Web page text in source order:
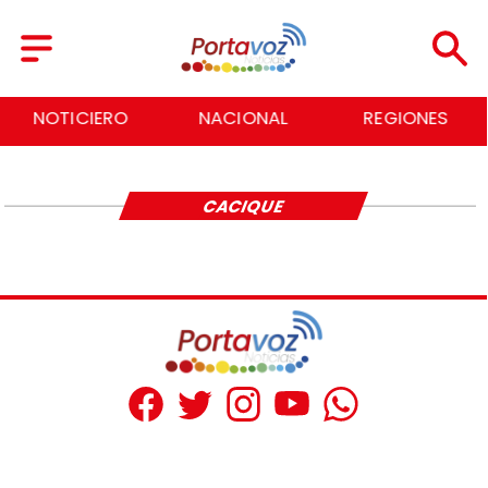
NOTICIERO NACIONAL REGIONES
CACIQUE